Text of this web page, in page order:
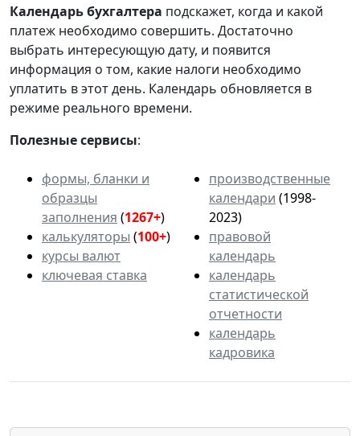
Календарьбухгалтера подскажет, когда и какой
платеж необходимо совершить. Достаточно
выбрать интересующую дату, и появится
информация о том, какие налоги необходимо
уплатить в этот день. Календарь обновляется в
режиме реального времени.
Полезные сервисы:
формы, бланки и
образцы
заполнения (1267+)
калькуляторы (100+)
курсы валют
ключевая ставка
производственные
календари (1998-
2023)
правовой
календарь
календарь
статистической
отчетности
календарь
кадровика